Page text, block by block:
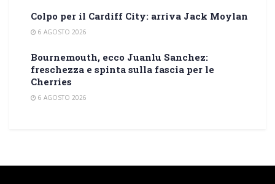
Colpo per il Cardiff City: arriva Jack Moylan
6 AGOSTO 2026
Bournemouth, ecco Juanlu Sanchez:
freschezza e spinta sulla fascia per le
Cherries
6 AGOSTO 2026